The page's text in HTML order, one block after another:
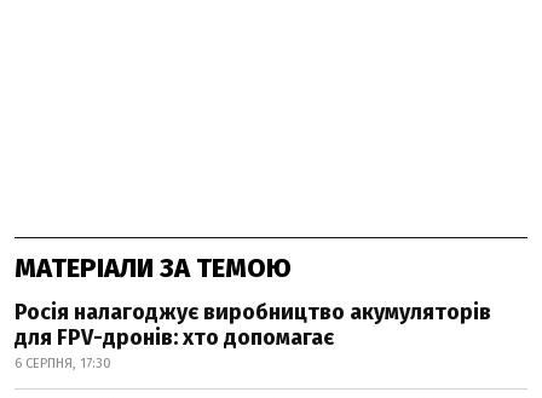
МАТЕРІАЛИ ЗА ТЕМОЮ
Росія налагоджує виробництво акумуляторів
для FPV-дронів: хто допомагає
6 СЕРПНЯ, 17:30